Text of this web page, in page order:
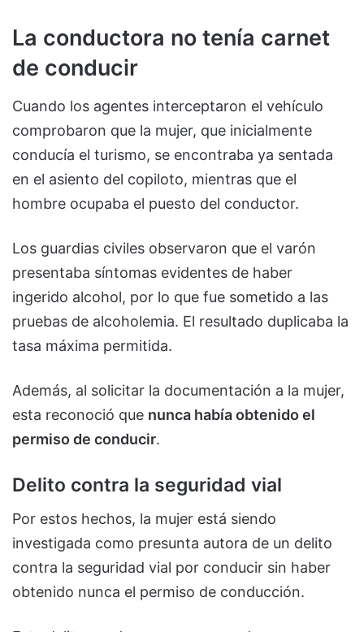
La conductora no tenía carnet
de conducir
Cuando los agentes interceptaron el vehículo
comprobaron que la mujer, que inicialmente
conducía el turismo, se encontraba ya sentada
en el asiento del copiloto, mientras que el
hombre ocupaba el puesto del conductor.
Los guardias civiles observaron que el varón
presentaba síntomas evidentes de haber
ingerido alcohol, por lo que fue sometido a las
pruebas de alcoholemia. El resultado duplicaba la
tasa máxima permitida.
Además, al solicitar la documentación a la mujer,
esta reconoció que nunca había obtenido el
permiso de conducir.
Delito contra la seguridad vial
Por estos hechos, la mujer está siendo
investigada como presunta autora de un delito
contra la seguridad vial por conducir sin haber
obtenido nunca el permiso de conducción.